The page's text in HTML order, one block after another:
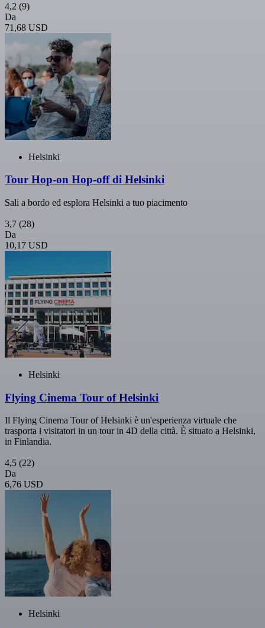
4,2 (9)
Da
71,68 USD
Helsinki
Tour Hop-on Hop-off di Helsinki
Sali a bordo ed esplora Helsinki a tuo piacimento
3,7 (28)
Da
10,17 USD
Helsinki
Flying Cinema Tour of Helsinki
Il Flying Cinema Tour of Helsinki è un'esperienza virtuale che
trasporta i visitatori in un tour in 4D della città. È situato a Helsinki,
in Finlandia.
4,5 (22)
Da
6,76 USD
Helsinki